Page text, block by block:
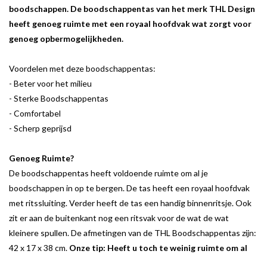
boodschappen. De boodschappentas van het merk THL Design
heeft genoeg ruimte met een royaal hoofdvak wat zorgt voor
genoeg opbermogelijkheden.
Voordelen met deze boodschappentas:
- Beter voor het milieu
- Sterke Boodschappentas
- Comfortabel
- Scherp geprijsd
Genoeg Ruimte?
De boodschappentas heeft voldoende ruimte om al je
boodschappen in op te bergen. De tas heeft een royaal hoofdvak
met ritssluiting. Verder heeft de tas een handig binnenritsje. Ook
zit er aan de buitenkant nog een ritsvak voor de wat de wat
kleinere spullen. De afmetingen van de THL Boodschappentas zijn:
42 x 17 x 38 cm. Onze tip: Heeft u toch te weinig ruimte om al